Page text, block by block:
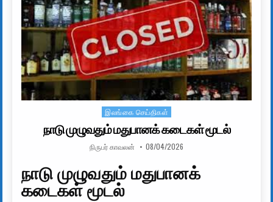
Posted in
இலங்கை செய்திகள்
நாடு முழுவதும் மதுபானக் கடைகள் மூடல்
AUTHOR:
நிருபர் காவலன் PUBLISHED DATE:
08/04/2026
நாடு முழுவதும் மதுபானக்
கடைகள் மூடல்